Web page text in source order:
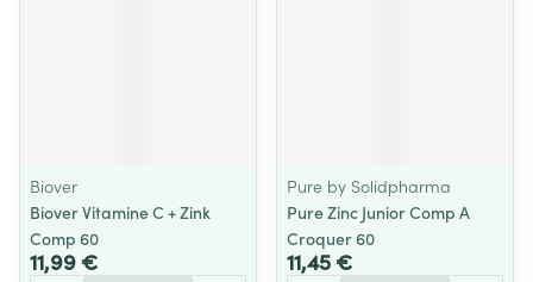
Biover
Biover Vitamine C + Zink
Comp 60
11,99 €
Pure by Solidpharma
Pure Zinc Junior Comp A
Croquer 60
11,45 €